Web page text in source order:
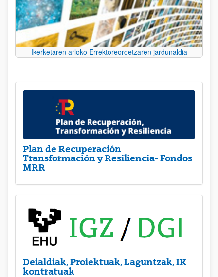
Ikerketaren arloko Errektoreordetzaren jardunaldia
Plan de Recuperación
Transformación y Resiliencia- Fondos
MRR
Deialdiak, Proiektuak, Laguntzak, IK
kontratuak